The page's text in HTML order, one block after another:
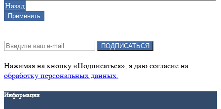
Назад
ПОДПИСАТЬСЯ
Нажимая на кнопку «Подписаться», я даю cогласие на
обработку персональных данных.
Информация